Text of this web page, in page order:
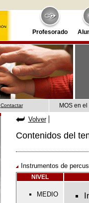
Profesorado
Contactar MOS en
Volver
Contenidos del
Instrumentos de
NIVEL
MEDIO